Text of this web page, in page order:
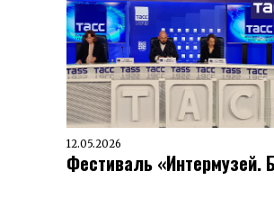
12.05.2026
Фестиваль «Интермузей.